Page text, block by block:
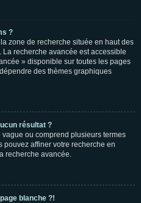
?
zone de recherche située en haut des
La recherche avancée est accessible
» disponible sur toutes les pages
des thèmes graphiques
résultat ?
ou comprend plusieurs termes
pouvez affiner votre recherche en
recherche avancée.
blanche ?!